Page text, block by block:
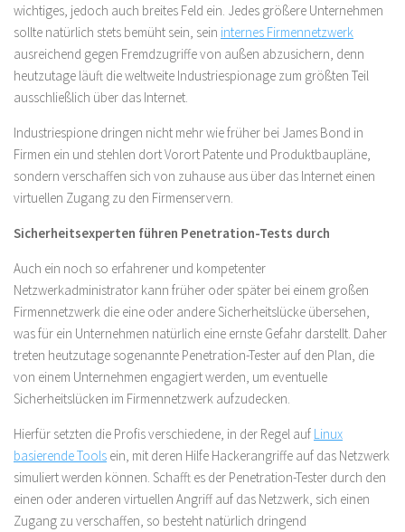
wichtiges, jedoch auch breites Feld ein. Jedes größere Unternehmen
sollte natürlich stets bemüht sein, sein internes Firmennetzwerk
ausreichend gegen Fremdzugriffe von außen abzusichern, denn
heutzutage läuft die weltweite Industriespionage zum größten Teil
ausschließlich über das Internet.
Industriespione dringen nicht mehr wie früher bei James Bond in
Firmen ein und stehlen dort Vorort Patente und Produktbaupläne,
sondern verschaffen sich von zuhause aus über das Internet einen
virtuellen Zugang zu den Firmenservern.
Sicherheitsexperten führen Penetration-Tests durch
Auch ein noch so erfahrener und kompetenter
Netzwerkadministrator kann früher oder später bei einem großen
Firmennetzwerk die eine oder andere Sicherheitslücke übersehen,
was für ein Unternehmen natürlich eine ernste Gefahr darstellt. Daher
treten heutzutage sogenannte Penetration-Tester auf den Plan, die
von einem Unternehmen engagiert werden, um eventuelle
Sicherheitslücken im Firmennetzwerk aufzudecken.
Hierfür setzten die Profis verschiedene, in der Regel auf Linux
basierende Tools ein, mit deren Hilfe Hackerangriffe auf das Netzwerk
simuliert werden können. Schafft es der Penetration-Tester durch den
einen oder anderen virtuellen Angriff auf das Netzwerk, sich einen
Zugang zu verschaffen, so besteht natürlich dringend